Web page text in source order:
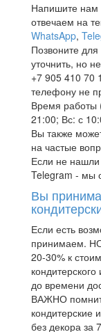
Напишите нам
отвечаем на
WhatsApp,
Позвоните
уточнить, но
+7 905 410 70
телефону не
Время работы
21:00; Вс: с
Вы также
на частые
Если не
Telegram - мы
Вы
Если есть
принимаем.
20-30% к
до времени
ВАЖНО
кондитерские
без декора за